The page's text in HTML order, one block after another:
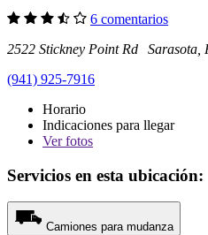
6 comentarios
2522 Stickney Point Rd Sarasota,
(941) 925-7916
Horario
Indicaciones para llegar
Verfotos
Servicios en esta ubicación:
Camiones para mudanza